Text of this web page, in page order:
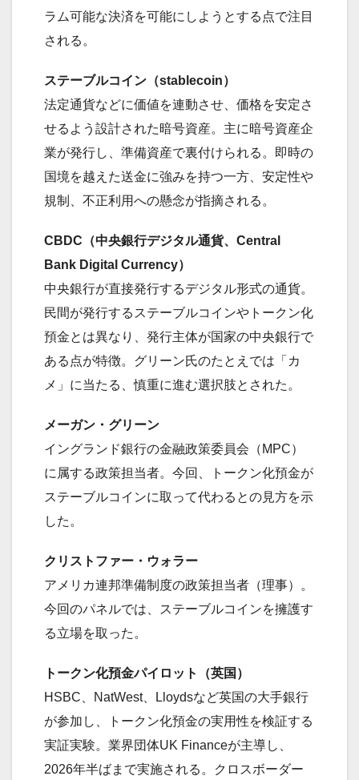
ラム可能な決済を可能にしようとする点で注目
される。
ステーブルコイン（stablecoin）
法定通貨などに価値を連動させ、価格を安定さ
せるよう設計された暗号資産。主に暗号資産企
業が発行し、準備資産で裏付けられる。即時の
国境を越えた送金に強みを持つ一方、安定性や
規制、不正利用への懸念が指摘される。
CBDC（中央銀行デジタル通貨、Central
Bank Digital Currency）
中央銀行が直接発行するデジタル形式の通貨。
民間が発行するステーブルコインやトークン化
預金とは異なり、発行主体が国家の中央銀行で
ある点が特徴。グリーン氏のたとえでは「カ
メ」に当たる、慎重に進む選択肢とされた。
メーガン・グリーン
イングランド銀行の金融政策委員会（MPC）
に属する政策担当者。今回、トークン化預金が
ステーブルコインに取って代わるとの見方を示
した。
クリストファー・ウォラー
アメリカ連邦準備制度の政策担当者（理事）。
今回のパネルでは、ステーブルコインを擁護す
る立場を取った。
トークン化預金パイロット（英国）
HSBC、NatWest、Lloydsなど英国の大手銀行
が参加し、トークン化預金の実用性を検証する
実証実験。業界団体UK Financeが主導し、
2026年半ばまで実施される。クロスボーダー